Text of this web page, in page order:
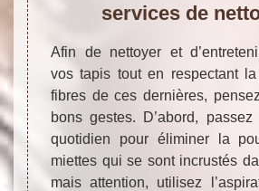
services de
Afin de nettoyer et
vos tapis tout en respectant
fibres de ces dernières,
bons gestes. D’abord, passez
quotidien pour éliminer la
miettes qui se sont incrustés
mais attention, utilisez